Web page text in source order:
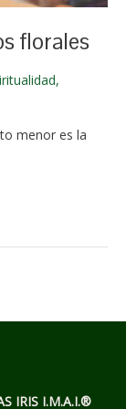
florales
,
menor es la
IRIS I.M.A.I.®